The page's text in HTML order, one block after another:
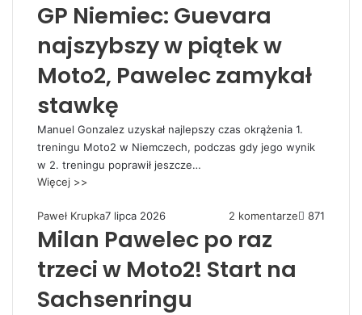
GP Niemiec: Guevara
najszybszy w piątek w
Moto2, Pawelec zamykał
stawkę
Manuel Gonzalez uzyskał najlepszy czas okrążenia 1.
treningu Moto2 w Niemczech, podczas gdy jego wynik
w 2. treningu poprawił jeszcze…
Więcej >>
Paweł Krupka7 lipca 2026 2 komentarze 871
Milan Pawelec po raz
trzeci w Moto2! Start na
Sachsenringu